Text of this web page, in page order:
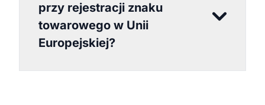
przy rejestracji znaku
towarowego w Unii
Europejskiej?